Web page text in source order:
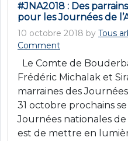
#JNA2018 : Des
pour les Journées de
10 octobre 2018 by Tous
Comment
Le Comte de
Frédéric Michalak et
marraines des
31 octobre prochains
Journées nationales
est de mettre en